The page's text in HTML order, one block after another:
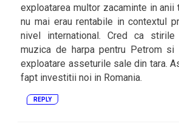
exploatarea multor zacaminte in anii
nu mai erau rentabile in contextul
nivel international. Cred ca
muzica de harpa pentru Petrom
exploatare asseturile sale din tara.
fapt investitii noi in Romania.
REPLY